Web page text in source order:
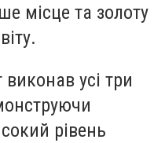
місце та золоту
виконав усі три
рівень